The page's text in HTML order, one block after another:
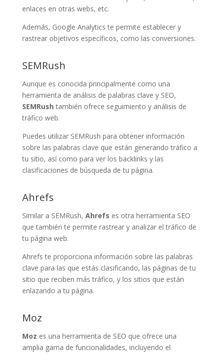
enlaces en otras webs, etc.
Además, Google Analytics te permite establecer y
rastrear objetivos específicos, como las conversiones.
SEMRush
Aunque es conocida principalmente como una
herramienta de análisis de palabras clave y SEO,
SEMRush también ofrece seguimiento y análisis de
tráfico web.
Puedes utilizar SEMRush para obtener información
sobre las palabras clave que están generando tráfico a
tu sitio, así como para ver los backlinks y las
clasificaciones de búsqueda de tu página.
Ahrefs
Similar a SEMRush, Ahrefs es otra herramienta SEO
que también te permite rastrear y analizar el tráfico de
tu página web.
Ahrefs te proporciona información sobre las palabras
clave para las que estás clasificando, las páginas de tu
sitio que reciben más tráfico, y los sitios que están
enlazando a tu página.
Moz
Moz es una herramienta de SEO que ofrece una
amplia gama de funcionalidades, incluyendo el